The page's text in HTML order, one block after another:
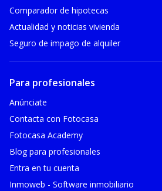
Comparador de hipotecas
Actualidad y noticias vivienda
Seguro de impago de alquiler
Para profesionales
Anúnciate
Contacta con Fotocasa
Fotocasa Academy
Blog para profesionales
Entra en tu cuenta
Inmoweb - Software inmobiliario